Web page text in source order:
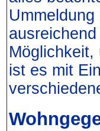
ist es mit